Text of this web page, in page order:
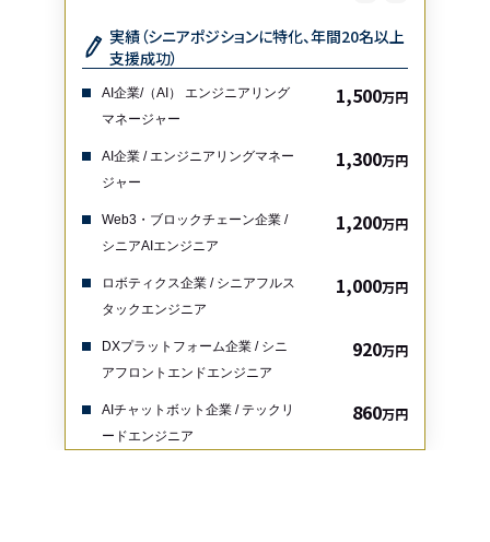
実績（シニアポジションに特化、年間20名以上
支援成功）
AI企業/（AI） エンジニアリング
マネージャー
1,500万円
AI企業 / エンジニアリングマネー
ジャー
1,300万円
Web3・ブロックチェーン企業 /
シニアAIエンジニア
1,200万円
ロボティクス企業 / シニアフルス
タックエンジニア
1,000万円
DXプラットフォーム企業 / シニ
アフロントエンドエンジニア
920万円
AIチャットボット企業 / テックリ
ードエンジニア
860万円